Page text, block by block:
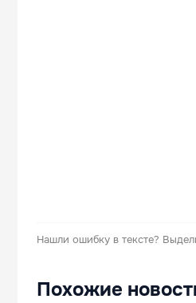
Нашли ошибку в тексте?
Похожие